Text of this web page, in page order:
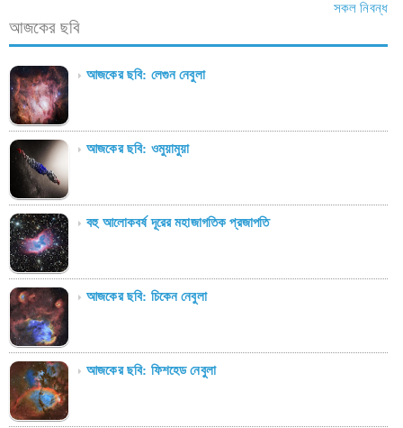
সকল নিবন্ধ
আজকের ছবি
আজকের ছবি: লেগুন নেবুলা
আজকের ছবি: ওমুয়ামুয়া
বহু আলোকবর্ষ দূরের মহাজাগতিক প্রজাপতি
আজকের ছবি: চিকেন নেবুলা
আজকের ছবি: ফিশহেড নেবুলা